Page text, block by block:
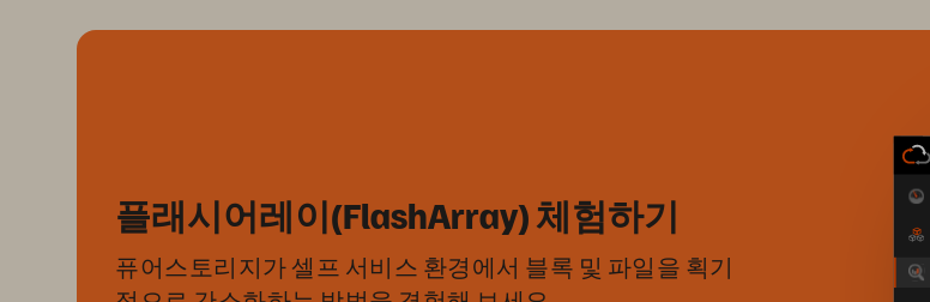
플래시어레이(FlashArray) 체험하기
퓨어스토리지가 셀프 서비스 환경에서 블록 및 파일을 획기